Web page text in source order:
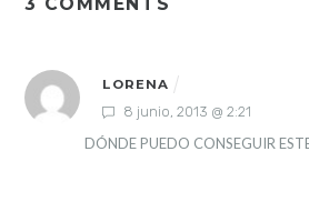
LORENA
8 junio, 2013 @ 2:21
DÓNDE PUEDO CONSEGUIR